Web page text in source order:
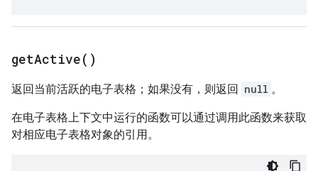
getActive( )
返回当前活跃的电子表格；如果没有，则返回 null 。
在电子表格上下文中运行的函数可以通过调用此函数来获取
对相应电子表格对象的引用。